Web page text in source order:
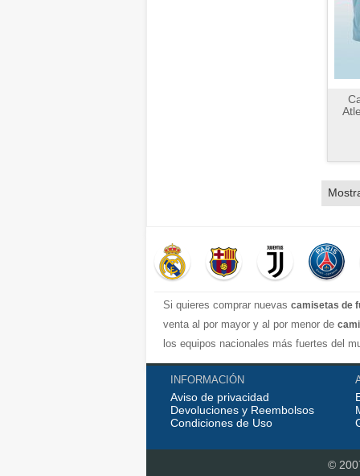
Si quieres comprar nuevas camisetas de
venta al por mayor y al por menor de
los equipos nacionales más fuertes del
completa y excelente con una variedad
real madrid jersey, Atletico de Madrid
equipaciones de futbol de calidad
INFORMACIÓN
Aviso de privacidad
Devoluciones y Reembolsos
Condiciones de Uso
©